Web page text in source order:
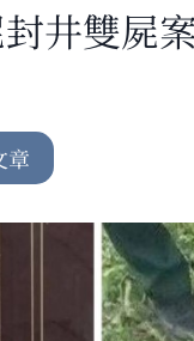
井雙屍
章